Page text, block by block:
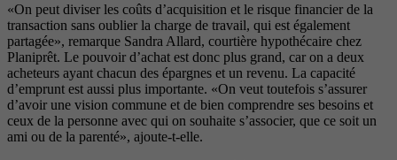
«On peut diviser les coûts d’acquisition et le risque financier de la
transaction sans oublier la charge de travail, qui est également
partagée», remarque Sandra Allard, courtière hypothécaire chez
Planiprêt. Le pouvoir d’achat est donc plus grand, car on a deux
acheteurs ayant chacun des épargnes et un revenu. La capacité
d’emprunt est aussi plus importante. «On veut toutefois s’assurer
d’avoir une vision commune et de bien comprendre ses besoins et
ceux de la personne avec qui on souhaite s’associer, que ce soit un
ami ou de la parenté», ajoute-t-elle.